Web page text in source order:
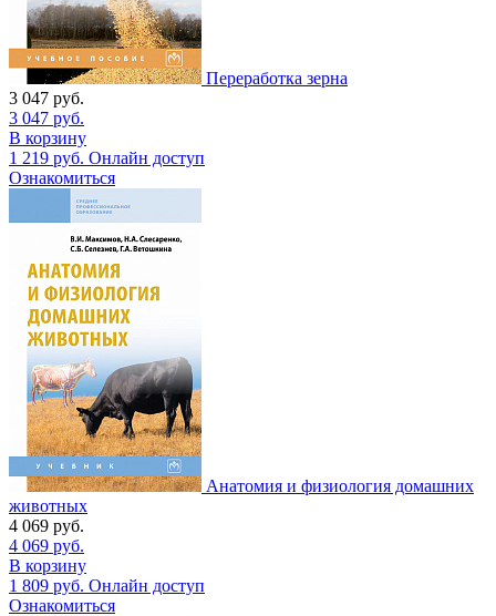
Переработка зерна
3 047 руб.
3 047 руб.
В корзину
1 219 руб. Онлайн доступ
Ознакомиться
Анатомия и физиология домашних
животных
4 069 руб.
4 069 руб.
В корзину
1 809 руб. Онлайн доступ
Ознакомиться